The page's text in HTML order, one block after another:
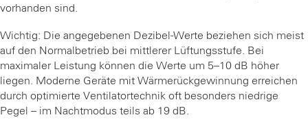
vorhanden sind.
Wichtig: Die angegebenen Dezibel-Werte beziehen sich meist
auf den Normalbetrieb bei mittlerer Lüftungsstufe. Bei
maximaler Leistung können die Werte um 5–10 dB höher
liegen. Moderne Geräte mit Wärmerückgewinnung erreichen
durch optimierte Ventilatortechnik oft besonders niedrige
Pegel – im Nachtmodus teils ab 19 dB.